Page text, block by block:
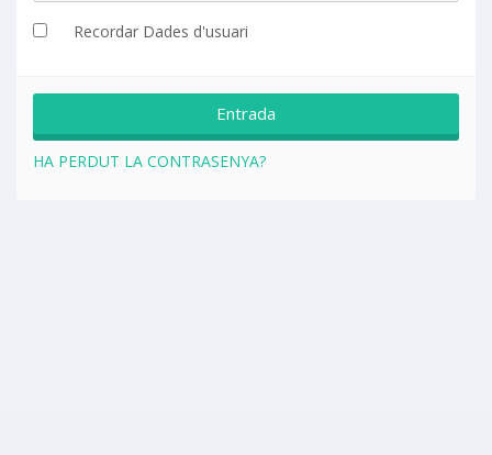
Recordar Dades d'usuari
HA PERDUT LA CONTRASENYA?